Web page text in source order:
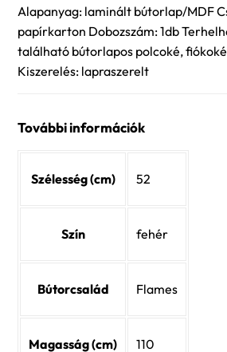
Alapanyag: laminált bútorlap/MDF
papírkarton Dobozszám: 1db
található bútorlapos polcoké,
Kiszerelés: lapraszerelt
További információk
Szélesség (cm) 52
Szín fehér
Bútorcsalád Flames
Magasság (cm) 110